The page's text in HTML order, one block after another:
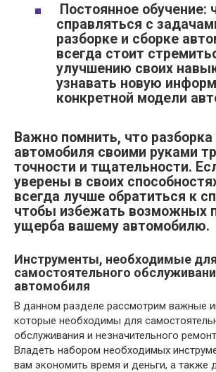
Постоянное обучение:
справляться с
разборке и сборке
всегда стоит
улучшению своих
узнавать новую
конкретной модели
Важно помнить, что
автомобиля своими руками
точности и тщательности.
уверены в своих
всегда лучше обратиться к
чтобы избежать возможных
ущерба вашему автомобилю.
Инструменты, необходимые
самостоятельного
автомобиля
В данном разделе рассмотрим важные
которые необходимы для
обслуживания и незначительного
Владеть набором необходимых
вам экономить время и деньги, а также